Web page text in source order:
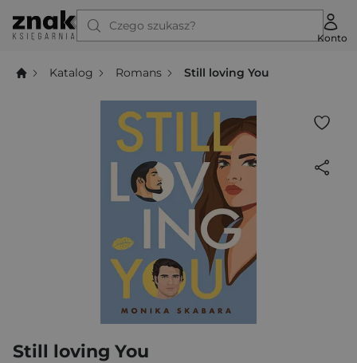
Czego szukasz?
Konto
Katalog Romans Still loving You
Still loving You